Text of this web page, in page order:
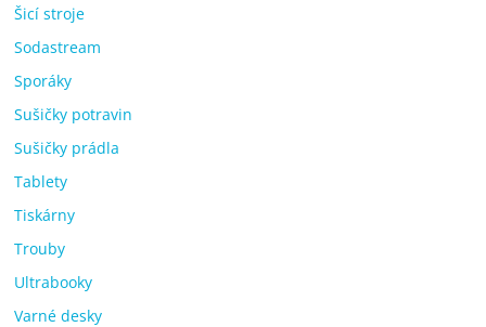
Šicí stroje
Sodastream
Sporáky
Sušičky potravin
Sušičky prádla
Tablety
Tiskárny
Trouby
Ultrabooky
Varné desky